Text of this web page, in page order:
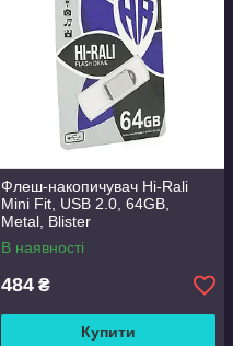
Флеш-накопичувач Hi-Rali
Mini Fit, USB 2.0, 64GB,
Metal, Blister
В наявності
484 ₴
Купити